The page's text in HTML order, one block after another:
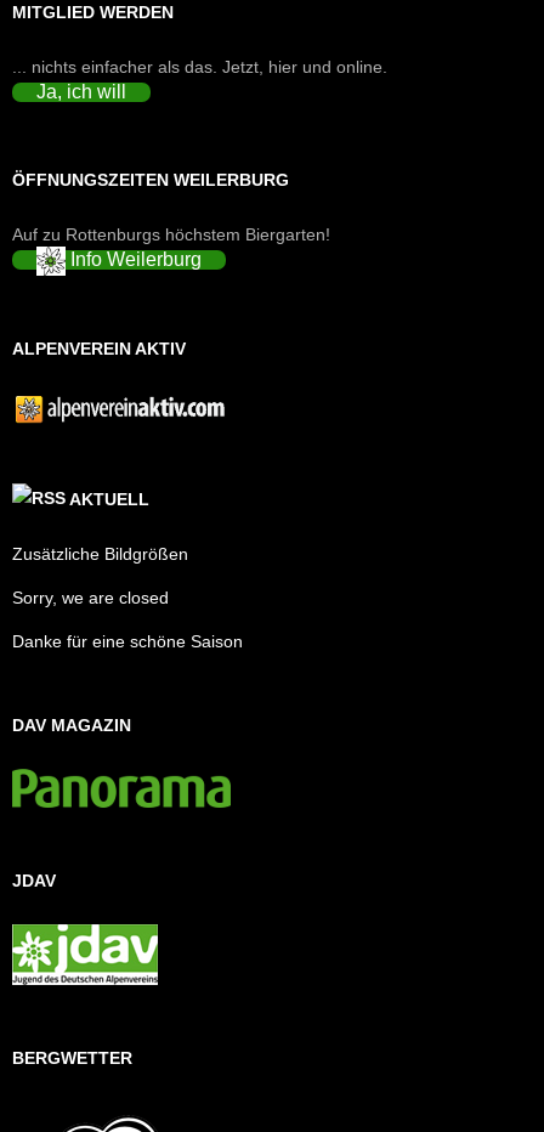
MITGLIED WERDEN
... nichts einfacher als das. Jetzt, hier und online.
Ja, ich will
ÖFFNUNGSZEITEN WEILERBURG
Auf zu Rottenburgs höchstem Biergarten!
Info Weilerburg
ALPENVEREIN AKTIV
AKTUELL
Zusätzliche Bildgrößen
Sorry, we are closed
Danke für eine schöne Saison
DAV MAGAZIN
JDAV
BERGWETTER